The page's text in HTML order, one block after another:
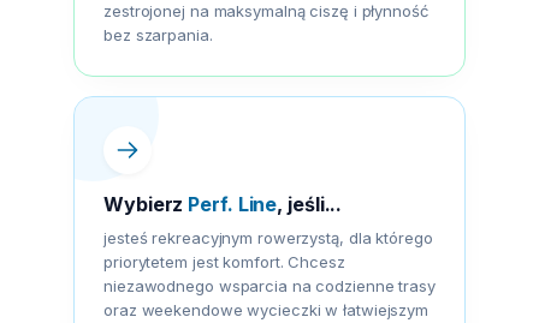
zestrojonej na maksymalną ciszę i płynność
bez szarpania.
Wybierz Perf. Line, jeśli...
jesteś rekreacyjnym rowerzystą, dla którego
priorytetem jest komfort. Chcesz
niezawodnego wsparcia na codzienne trasy
oraz weekendowe wycieczki w łatwiejszym